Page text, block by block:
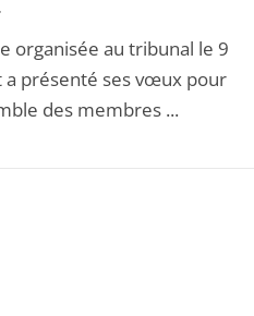
organisée au tribunal le 9
a présenté ses vœux pour
des membres ...